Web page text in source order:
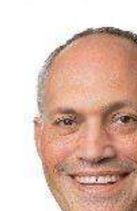
صفحاتها